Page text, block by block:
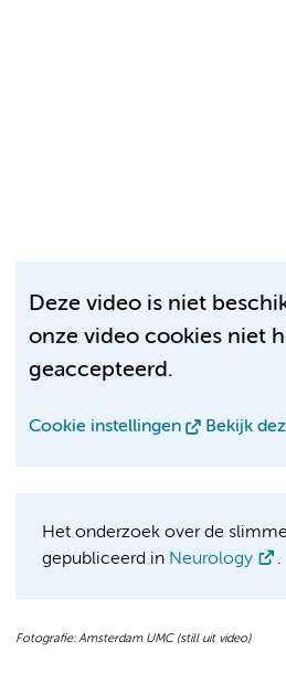
Deze video is niet
onze video cookies niet
geaccepteerd.
Cookie instellingen Bekijk
Het onderzoek over de
gepubliceerd in Neurology .
Fotografie: Amsterdam UMC (still uit video)